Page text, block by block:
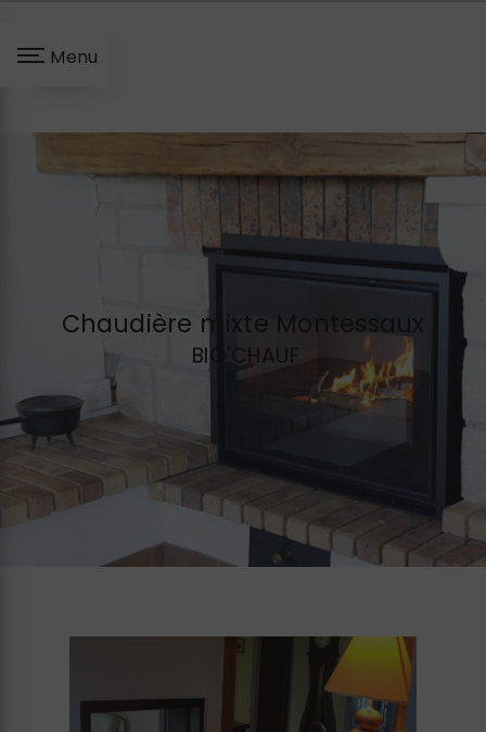
Menu
Chaudière mixte Montessaux
BIO'CHAUF